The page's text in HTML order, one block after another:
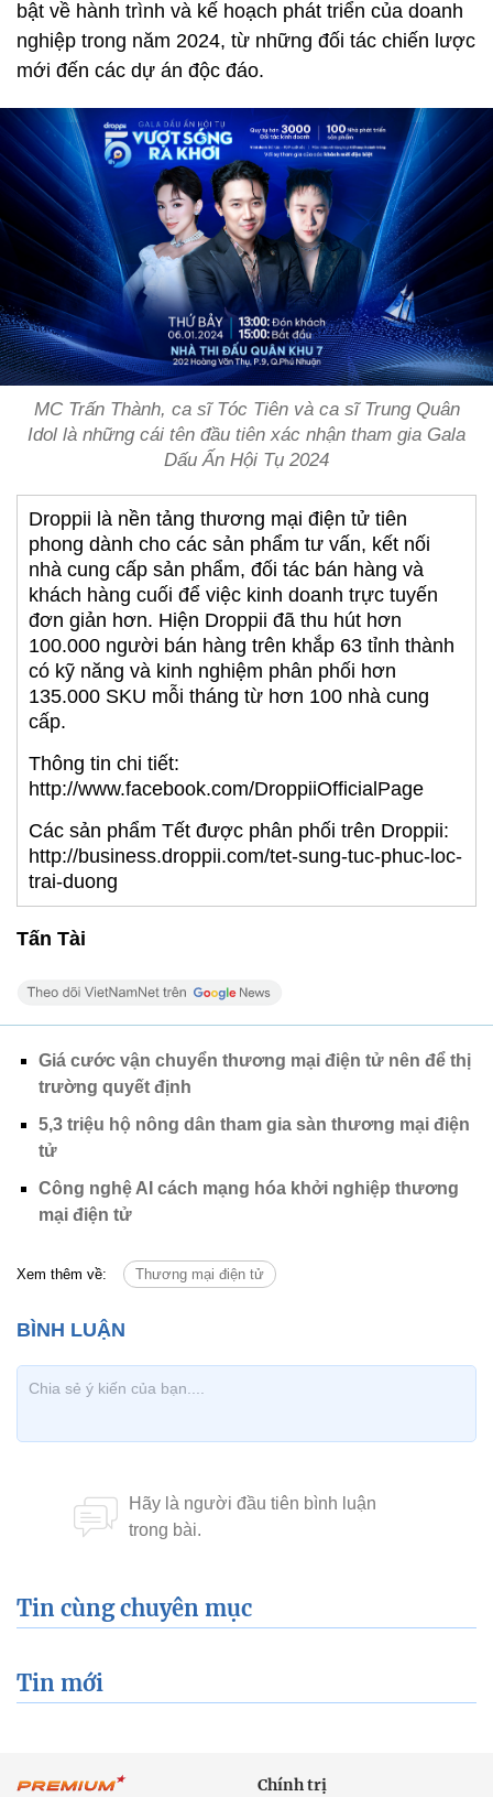
bật về hành trình và kế hoạch phát triển của doanh
nghiệp trong năm 2024, từ những đối tác chiến lược
mới đến các dự án độc đáo.
MC Trấn Thành, ca sĩ Tóc Tiên và ca sĩ Trung Quân
Idol là những cái tên đầu tiên xác nhận tham gia Gala
Dấu Ấn Hội Tụ 2024
Droppii là nền tảng thương mại điện tử tiên
phong dành cho các sản phẩm tư vấn, kết nối
nhà cung cấp sản phẩm, đối tác bán hàng và
khách hàng cuối để việc kinh doanh trực tuyến
đơn giản hơn. Hiện Droppii đã thu hút hơn
100.000 người bán hàng trên khắp 63 tỉnh thành
có kỹ năng và kinh nghiệm phân phối hơn
135.000 SKU mỗi tháng từ hơn 100 nhà cung
cấp.
Thông tin chi tiết:
http://www.facebook.com/DroppiiOfficialPage
Các sản phẩm Tết được phân phối trên Droppii:
http://business.droppii.com/tet-sung-tuc-phuc-loc-
trai-duong
Tấn Tài
Giá cước vận chuyển thương mại điện tử nên để thị
trường quyết định
5,3 triệu hộ nông dân tham gia sàn thương mại điện
tử
Công nghệ AI cách mạng hóa khởi nghiệp thương
mại điện tử
Xem thêm về: Thương mại điện tử
Tin cùng chuyên mục
Tin mới
Chính trị